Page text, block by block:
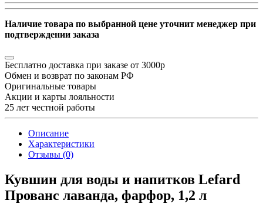
Наличие товара по выбранной цене уточнит менеджер при
подтверждении заказа
Бесплатно доставка при заказе от 3000р
Обмен и возврат по законам РФ
Оригинальные товары
Акции и карты лояльности
25 лет честной работы
Описание
Характеристики
Отзывы (0)
Кувшин для воды и напитков Lefard
Прованс лаванда, фарфор, 1,2 л